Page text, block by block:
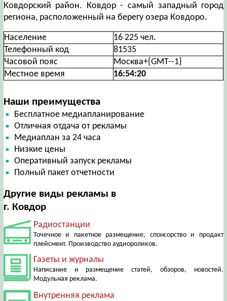
Ковдорский район. Ковдор - самый западный город
региона, расположенный на берегу озера Ковдоро.
Население
16 225 чел.
Телефонный код
81535
Часовой пояс
Москва+{GMT--1}
Местное время
16:54:21
Наши преимущества
Бесплатное медиапланирование
Отличная отдача от рекламы
Медиаплан за 24 часа
Низкие цены
Оперативный запуск рекламы
Полный пакет отчетности
Другие виды рекламы в
г. Ковдор
Радиостанции
Точечное и пакетное размещение, спонсорство и продакт
плейсмент. Производство аудиороликов.
Газеты и журналы
Написание и размещение статей, обзоров, новостей.
Модульная реклама.
Внутренняя реклама